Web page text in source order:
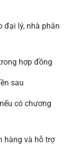
đại lý, nhà phân
hợp đồng
sau
có chương
hàng và hỗ trợ